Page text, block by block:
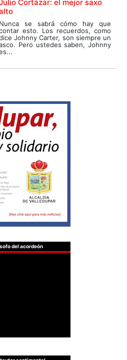
Cortázar: el mejor saxo
Nunca se sabrá cómo hay que
esto. Los recuerdos, como
Johnny Carter, son siempre un
Pero ustedes saben, Johnny
del acordeón